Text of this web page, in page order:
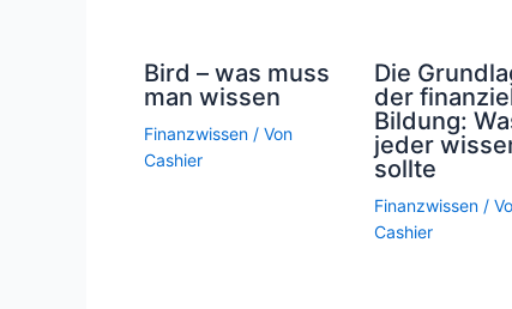
Bird – was muss
man wissen
Finanzwissen / Von
Cashier
Die
der
Bildung:
jeder
sollte
Finanzwissen /
Cashier